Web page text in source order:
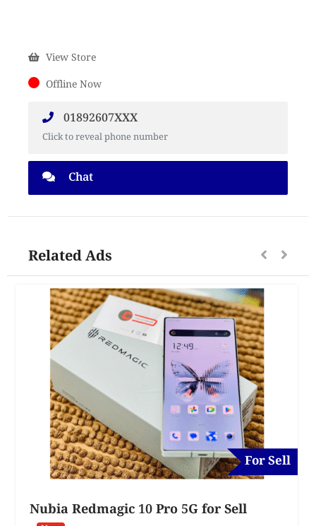
View Store
Offline Now
01892607XXX
Click to reveal phone number
Chat
Related Ads
For Sell
Nubia Redmagic 10 Pro 5G for Sell